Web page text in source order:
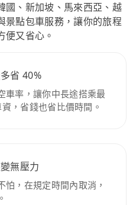
國、新加坡、馬來西亞、越
景點包車服務，讓你的旅程
便又省心。
省 40%
車率，讓你中長途搭乘最
，省錢也省比價時間。
無壓力
怕，在規定時間內取消，